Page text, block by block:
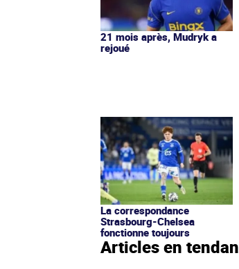
21 mois après, Mudryk a
rejoué
La correspondance
Strasbourg-Chelsea
fonctionne toujours
Articles en